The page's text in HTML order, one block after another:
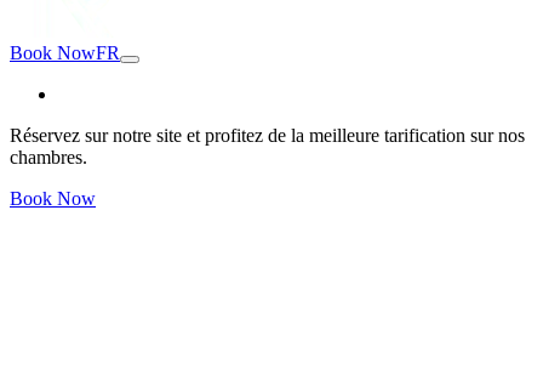
Book NowFR
Réservez sur notre site et profitez de la meilleure tarification sur nos
chambres.
Book Now